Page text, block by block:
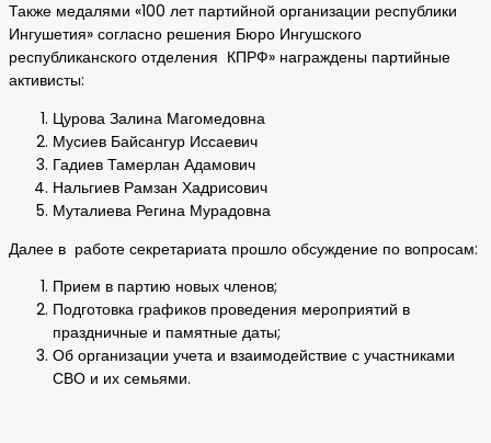
Также медалями «100 лет партийной организации республики
Ингушетия» согласно решения Бюро Ингушского
республиканского отделения КПРФ» награждены партийные
активисты:
Цурова Залина Магомедовна
Мусиев Байсангур Иссаевич
Гадиев Тамерлан Адамович
Нальгиев Рамзан Хадрисович
Муталиева Регина Мурадовна
Далее в работе секретариата прошло обсуждение по вопросам:
Прием в партию новых членов;
Подготовка графиков проведения мероприятий в
праздничные и памятные даты;
Об организации учета и взаимодействие с участниками
СВО и их семьями.